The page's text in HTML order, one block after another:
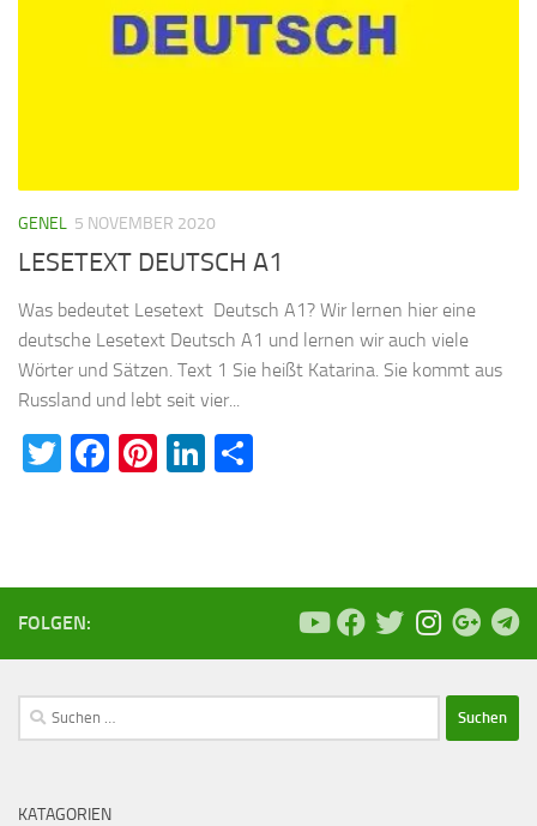
GENEL 5 NOVEMBER 2020
LESETEXT DEUTSCH A1
Was bedeutet Lesetext Deutsch A1? Wir lernen hier eine
deutsche Lesetext Deutsch A1 und lernen wir auch viele
Wörter und Sätzen. Text 1 Sie heißt Katarina. Sie kommt aus
Russland und lebt seit vier...
Twitter
Facebook
Pinterest
LinkedIn
FOLGEN:
Suchen
nach:
KATAGORIEN